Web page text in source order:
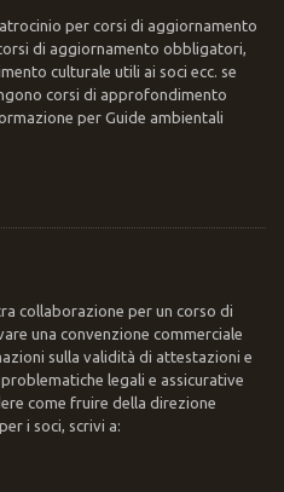
per corsi di aggiornamento
di aggiornamento obbligatori,
culturale utili ai soci ecc. se
corsi di approfondimento
per Guide ambientali
collaborazione per un corso di
una convenzione commerciale
sulla validità di attestazioni e
legali e assicurative
come fruire della direzione
i soci, scrivi a: